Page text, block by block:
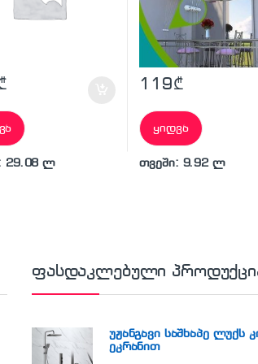
29.08 ლ
119₾
ყიდვა
თვეში: 9.92 ლ
ფასდაკლებული
უჟანგავი საშხაპე ლუქს
ეკრანით